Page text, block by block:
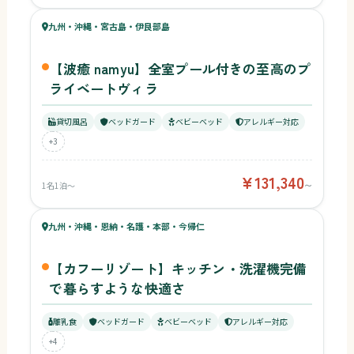
86ベビー
九州・沖縄・宮古島・伊良部島
【波癒 namyu】全室プール付きの至高のプ
ライベートヴィラ
貸切風呂 ベッドガード ベビーベッド
アレルギー対応
+3
1名1泊〜 ¥131,340〜
79ベビー
76キッズ
九州・沖縄・恩納・名護・本部・今帰仁
【カフーリゾート】キッチン・洗濯機完備
で暮らすような快適さ
離乳食 ベッドガード ベビーベッド
アレルギー対応
+4